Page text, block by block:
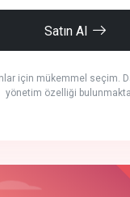
Satın Al
için mükemmel seçim.
yönetim özelliği
crm auto cync